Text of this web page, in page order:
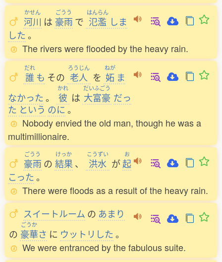
かせん
河川 は
ごうう
豪雨 で
はんらん
氾濫 しま
した。
The rivers were flooded by the heavy rain.
だれ
誰 も その
ろうじん
老人 を
ねが
妬 ま
なかった。
かれ
彼 は
だいふごう
大富豪 だっ
た という のに。
Nobody envied the old man, though he was a
multimillionaire.
ごうう
豪雨 の
けっか
結果 、
こうずい
洪水 が
お
起
こった。
There were floods as a result of the heavy rain.
スイートルーム の あまり
の
ごうか
豪華さ に ウットリした。
We were entranced by the fabulous suite.